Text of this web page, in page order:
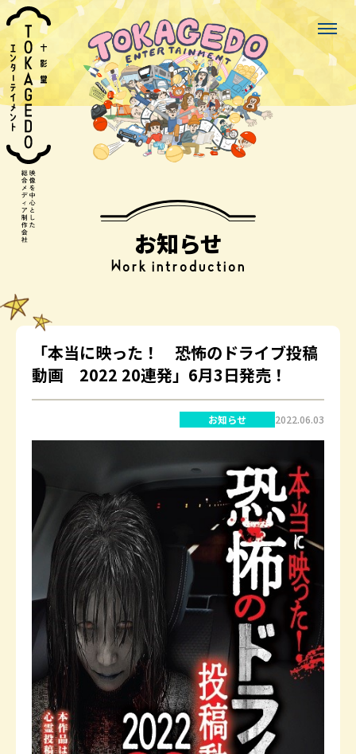
お知らせ
Work introduction
「本当に映った！ 恐怖のドライブ投稿
動画 2022 20連発」6月3日発売！
お知らせ 2022.06.03